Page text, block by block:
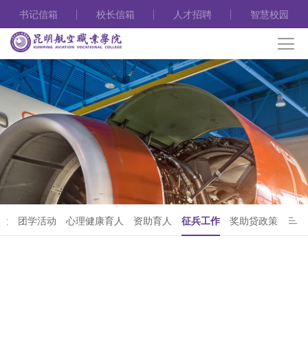
书记信箱 校长信箱 人才招聘 智慧校园
团学活动 心理健康育人 资助育人 征兵工作 奖助贷政策